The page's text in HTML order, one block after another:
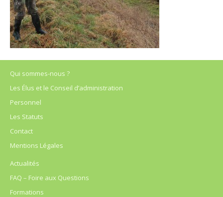
Qui sommes-nous ?
Les Élus et le Conseil d’administration
Personnel
Les Statuts
Contact
Mentions Légales
Actualités
FAQ – Foire aux Questions
Formations